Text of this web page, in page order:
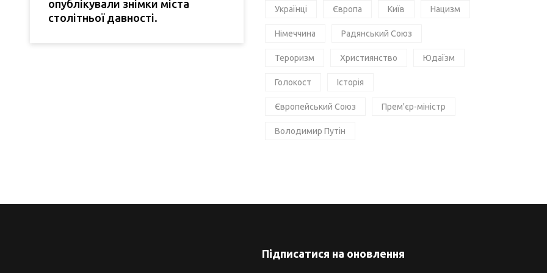
опублікували знімки міста
столітньої давності.
Українці Європа Київ Нацизм
Німеччина Радянський Союз
Тероризм Християнство Юдаїзм
Голокост Історія
Європейський Союз Прем'єр-міністр
Володимир Путін
Підписатися на оновлення